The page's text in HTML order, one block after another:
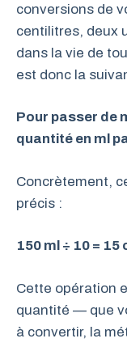
conversions de
centilitres, deux
dans la vie de
est donc la
Pour passer de
quantité en ml
Concrètement,
précis :
150 ml ÷ 10 = 15
Cette opération
quantité — que
à convertir, la